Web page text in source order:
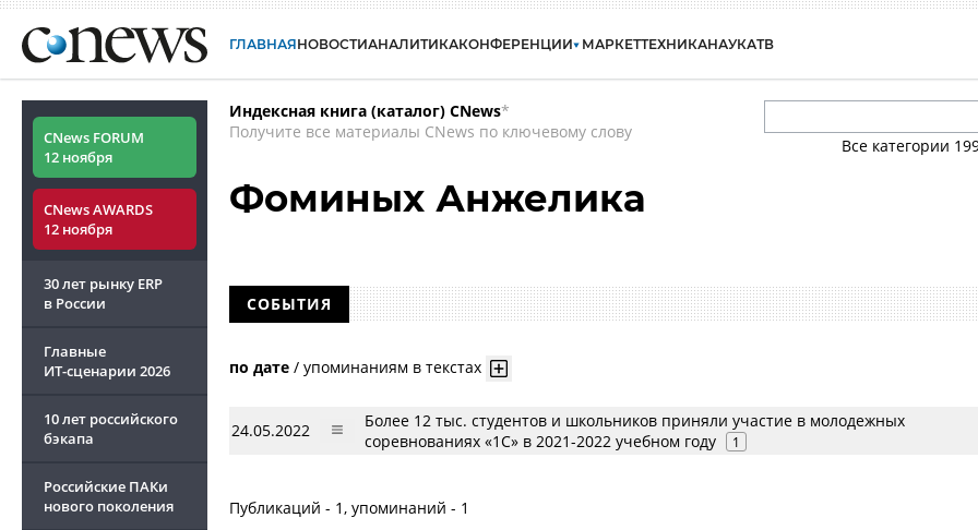
ГЛАВНАЯНОВОСТИАНАЛИТИКАКОНФЕРЕНЦИИ МАРКЕТТЕХНИКАНАУКАТВ
CNews FORUM
12 ноября
CNews AWARDS
12 ноября
30 лет рынку ERP
в России
Главные
ИТ-сценарии 2026
10 лет российского
бэкапа
Российские ПАКи
нового поколения
Индексная книга (каталог) CNews*
Получите все материалы CNews по ключевому слову
Все категории
Фоминых Анжелика
СОБЫТИЯ
по дате / упоминаниям в текстах
24.05.2022
Более 12 тыс. студентов и школьников приняли участие в молодежных
соревнованиях «1С» в 2021-2022 учебном году
1
Публикаций - 1, упоминаний - 1